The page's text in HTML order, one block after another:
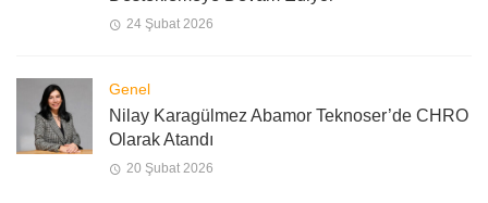
24 Şubat 2026
Genel
Nilay Karagülmez Abamor Teknoser’de CHRO
Olarak Atandı
20 Şubat 2026